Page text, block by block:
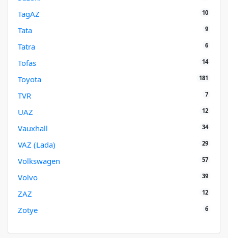
TagAZ 10
Tata 9
Tatra 6
Tofas 14
Toyota 181
TVR 7
UAZ 12
Vauxhall 34
VAZ (Lada) 29
Volkswagen 57
Volvo 39
ZAZ 12
Zotye 6